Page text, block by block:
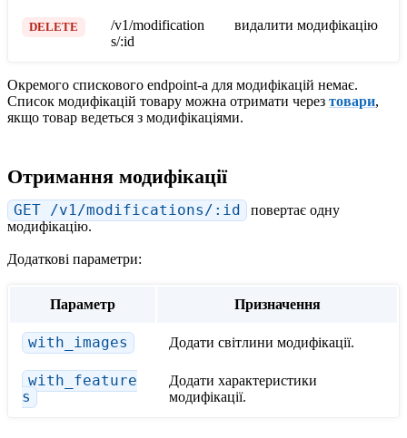
DELETE
/v1/modification
s/:id
видалити модифікацію
Окремого спискового endpoint-а для модифікацій немає.
Список модифікацій товару можна отримати через товари,
якщо товар ведеться з модифікаціями.
Отримання модифікації
GET /v1/modifications/:id
повертає одну
модифікацію.
Додаткові параметри:
Параметр Призначення
with_images Додати світлини модифікації.
with_feature
s
Додати характеристики
модифікації.